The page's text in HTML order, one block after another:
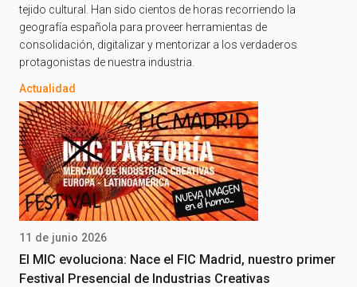
tejido cultural. Han sido cientos de horas recorriendo la
geografía española para proveer herramientas de
consolidación, digitalizar y mentorizar a los verdaderos
protagonistas de nuestra industria.
Actualidad
11 de junio 2026
El MIC evoluciona: Nace el FIC Madrid, nuestro primer
Festival Presencial de Industrias Creativas